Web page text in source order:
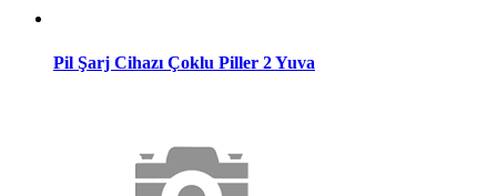
Pil Şarj Cihazı Çoklu Piller 2 Yuva